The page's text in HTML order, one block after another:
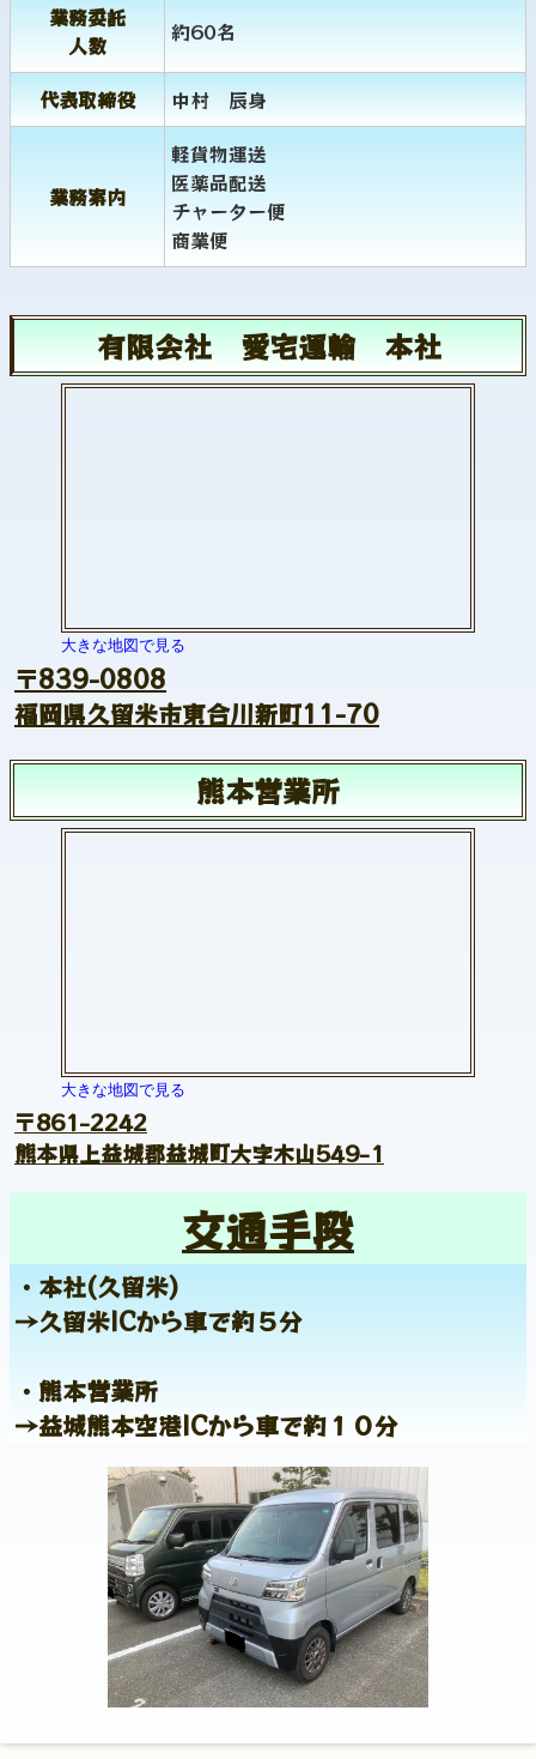
業務委託
人数
約60名
代表取締役 中村 辰身
業務案内
軽貨物運送
医薬品配送
チャーター便
商業便
有限会社 愛宅運輸 本社
大きな地図で見る
〒839-0808
福岡県久留米市東合川新町11-70
熊本営業所
大きな地図で見る
〒861-2242
熊本県上益城郡益城町大字木山549-1
交通手段
・本社(久留米)
→久留米ICから車で約５分
・熊本営業所
→益城熊本空港ICから車で約１０分